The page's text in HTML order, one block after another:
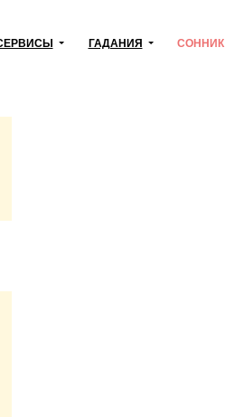
ГАДАНИЯ СОННИК